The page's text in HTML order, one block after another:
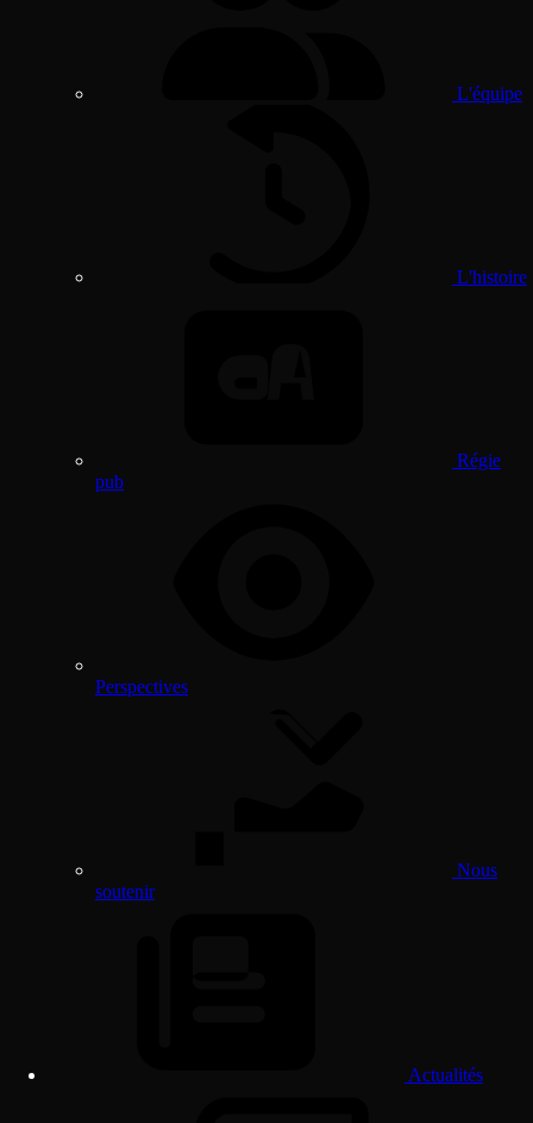
L'équipe
L'histoire
Régie
pub
Perspectives
Nous
soutenir
Actualités